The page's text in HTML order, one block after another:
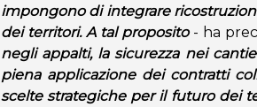
impongono di integrare
dei territori. A tal proposito- ha
negli appalti, la sicurezza nei
piena applicazione dei contratti
scelte strategiche per il futuro dei